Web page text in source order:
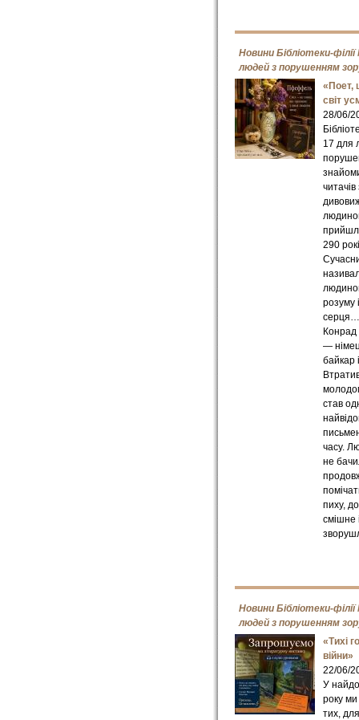
Новини Бібліотеки-
людей з порушенням
«Поет,
світ
28/06/
17 для
читачів
290
розуму
серця…
—
байкар
став
часу.
не
пиху,
смішне
Новини Бібліотеки-
людей з порушенням
«Тихі
війни»
22/06/
У
року ми
тих,